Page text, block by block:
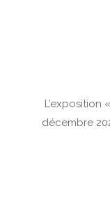
L’exposition
décembre